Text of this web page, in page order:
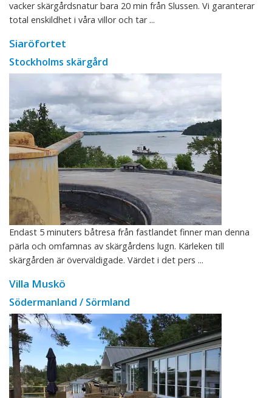
vacker skärgårdsnatur bara 20 min från Slussen. Vi garanterar
total enskildhet i våra villor och tar ...
Siaröfortet
Stockholms skärgård
Endast 5 minuters båtresa från fastlandet finner man denna
pärla och omfamnas av skärgårdens lugn. Kärleken till
skärgården är överväldigade. Värdet i det pers ...
Villa Muskö
Södermanland / Sörmland